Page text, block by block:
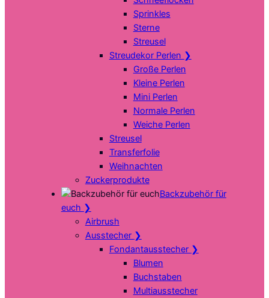
Sprinkles
Sterne
Streusel
Streudekor Perlen ❯
Große Perlen
Kleine Perlen
Mini Perlen
Normale Perlen
Weiche Perlen
Streusel
Transferfolie
Weihnachten
Zuckerprodukte
Backzubehör für
euch ❯
Airbrush
Ausstecher ❯
Fondantausstecher ❯
Blumen
Buchstaben
Multiausstecher